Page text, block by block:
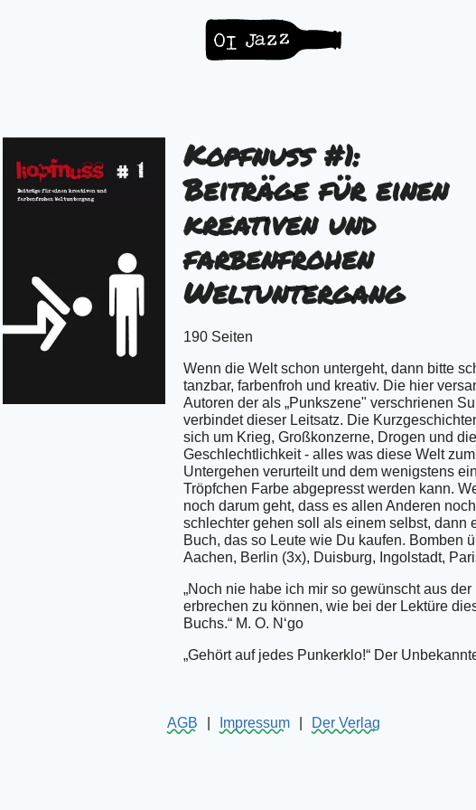
Kopfnuss #1:
Beiträge für einen
kreativen und
farbenfrohen
Weltuntergang
190 Seiten
Wenn die Welt schon untergeht, dann bitte
tanzbar, farbenfroh und kreativ. Die hier
Autoren der als „Punkszene" verschrienen
verbindet dieser Leitsatz. Die
sich um Krieg, Großkonzerne, Drogen und
Geschlechtlichkeit - alles was diese Welt zum
Untergehen verurteilt und dem wenigstens ein
Tröpfchen Farbe abgepresst werden kann.
noch darum geht, dass es allen Anderen noch
schlechter gehen soll als einem selbst, dann
Buch, das so Leute wie Du kaufen. Bomben
Aachen, Berlin (3x), Duisburg, Ingolstadt,
„Noch nie habe ich mir so gewünscht aus der
erbrechen zu können, wie bei der Lektüre
Buchs.“ M. O. N‘go
„Gehört auf jedes Punkerklo!“ Der
AGB Impressum Der Verlag